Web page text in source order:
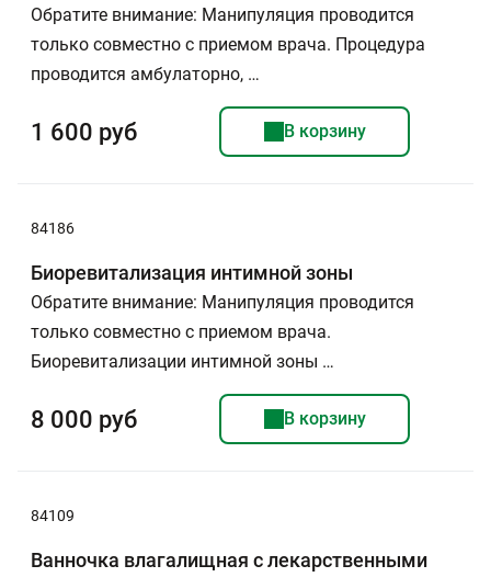
Обратите внимание: Манипуляция проводится
только совместно с приемом врача. Процедура
проводится амбулаторно, …
1 600 руб В корзину
84186
Биоревитализация интимной зоны
Обратите внимание: Манипуляция проводится
только совместно с приемом врача.
Биоревитализации интимной зоны …
8 000 руб В корзину
84109
Ванночка влагалищная с лекарственными